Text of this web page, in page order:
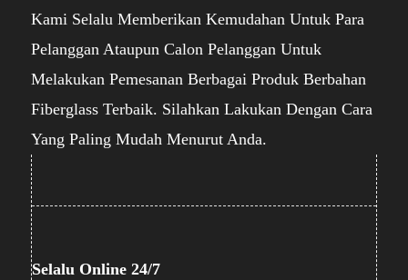
Kami Selalu Memberikan Kemudahan Untuk Para
Pelanggan Ataupun Calon Pelanggan Untuk
Melakukan Pemesanan Berbagai Produk Berbahan
Fiberglass Terbaik. Silahkan Lakukan Dengan Cara
Yang Paling Mudah Menurut Anda.
Selalu Online 24/7